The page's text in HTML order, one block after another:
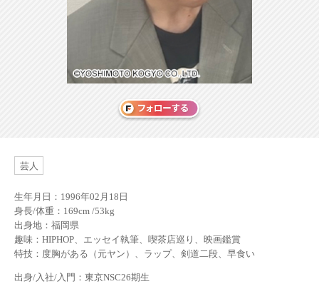
芸人
生年月日：1996年02月18日
身長/体重：169cm /53kg
出身地：福岡県
趣味：HIPHOP、エッセイ執筆、喫茶店巡り、映画鑑賞
特技：度胸がある（元ヤン）、ラップ、剣道二段、早食い
出身/入社/入門：東京NSC26期生